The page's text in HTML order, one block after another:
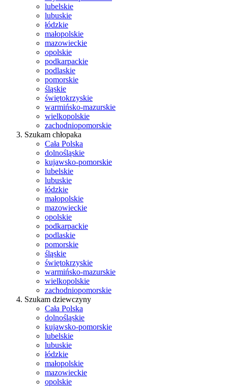
lubelskie
lubuskie
łódzkie
małopolskie
mazowieckie
opolskie
podkarpackie
podlaskie
pomorskie
śląskie
świętokrzyskie
warmińsko-mazurskie
wielkopolskie
zachodniopomorskie
Szukam chłopaka
Cała Polska
dolnośląskie
kujawsko-pomorskie
lubelskie
lubuskie
łódzkie
małopolskie
mazowieckie
opolskie
podkarpackie
podlaskie
pomorskie
śląskie
świętokrzyskie
warmińsko-mazurskie
wielkopolskie
zachodniopomorskie
Szukam dziewczyny
Cała Polska
dolnośląskie
kujawsko-pomorskie
lubelskie
lubuskie
łódzkie
małopolskie
mazowieckie
opolskie